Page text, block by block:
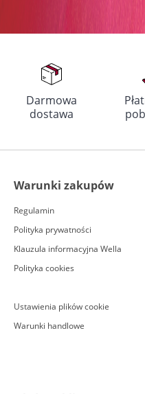
Darmowa
dostawa
Warunki zakupów
Regulamin
Polityka prywatności
Klauzula informacyjna Wella
Polityka cookies
Ustawienia plików cookie
Warunki handlowe